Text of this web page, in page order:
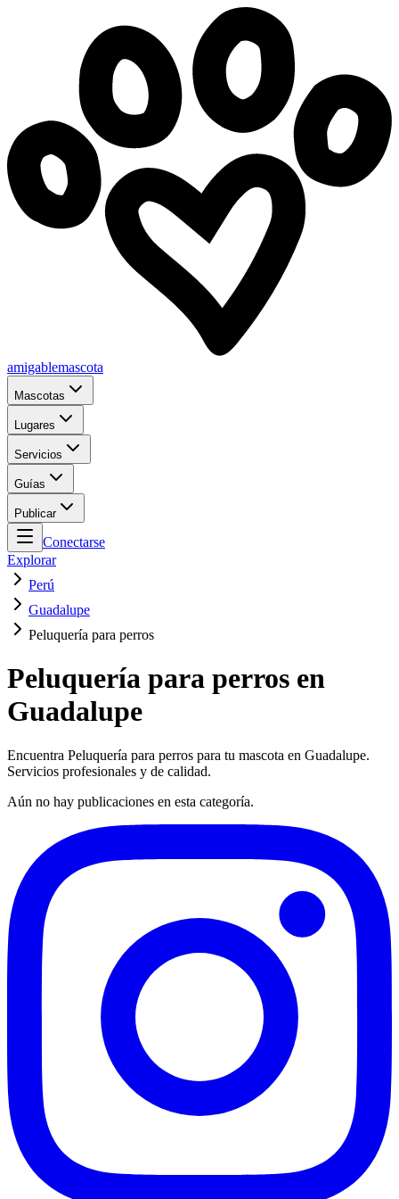
amigablemascota
Mascotas
Lugares
Servicios
Guías
Publicar
Conectarse
Explorar
Perú
Guadalupe
Peluquería para perros
Peluquería para perros en
Guadalupe
Encuentra Peluquería para perros para tu mascota en Guadalupe.
Servicios profesionales y de calidad.
Aún no hay publicaciones en esta categoría.